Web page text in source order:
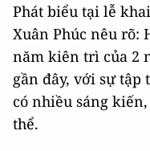
Phát biểu tại lễ
Xuân Phúc nêu rõ:
năm kiên trì của 2
gần đây, với sự tập
có nhiều sáng
thể.